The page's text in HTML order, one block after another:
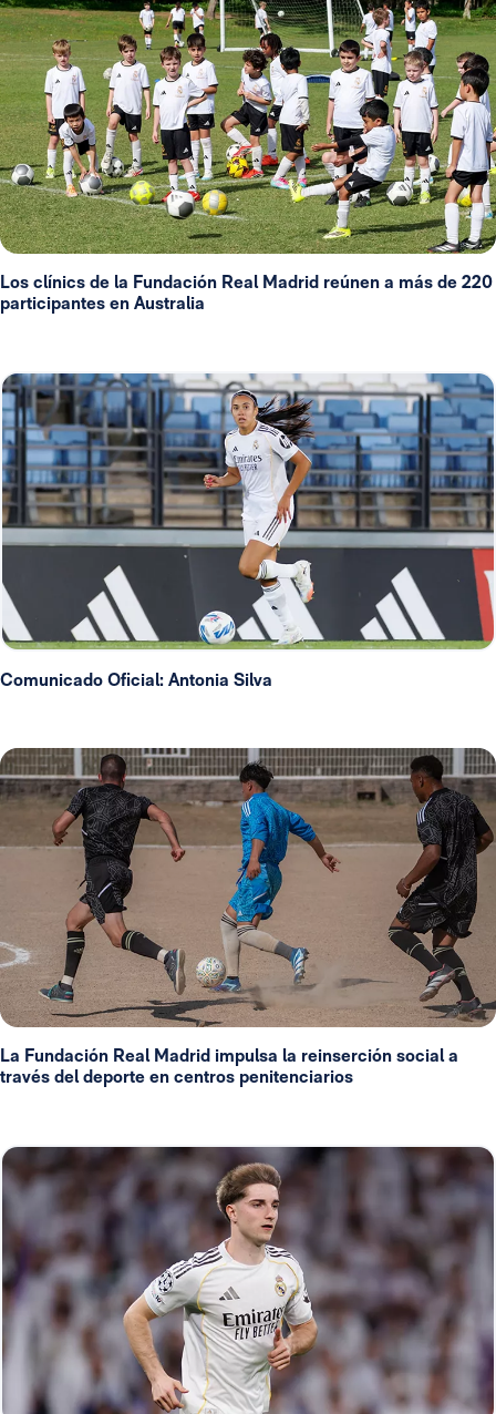
Los clínics de la Fundación Real Madrid reúnen a más de 220
participantes en Australia
Comunicado Oficial: Antonia Silva
La Fundación Real Madrid impulsa la reinserción social a
través del deporte en centros penitenciarios